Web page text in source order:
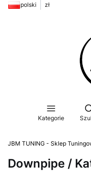
polski zł
Kategorie
JBM TUNING - Sklep
Downpipe /